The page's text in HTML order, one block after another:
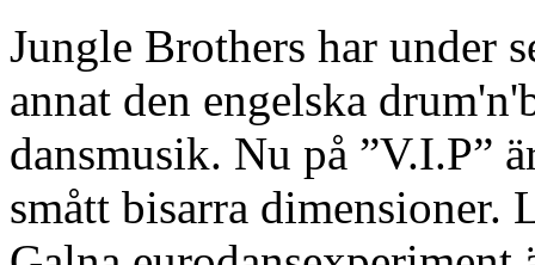
Jungle Brothers har under
annat den engelska
dansmusik. Nu på ”V.I.P”
smått bisarra dimensioner.